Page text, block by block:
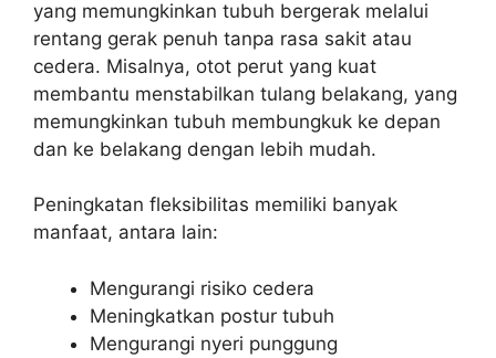
yang memungkinkan tubuh bergerak melalui
rentang gerak penuh tanpa rasa sakit atau
cedera. Misalnya, otot perut yang kuat
membantu menstabilkan tulang belakang, yang
memungkinkan tubuh membungkuk ke depan
dan ke belakang dengan lebih mudah.
Peningkatan fleksibilitas memiliki banyak
manfaat, antara lain:
Mengurangi risiko cedera
Meningkatkan postur tubuh
Mengurangi nyeri punggung